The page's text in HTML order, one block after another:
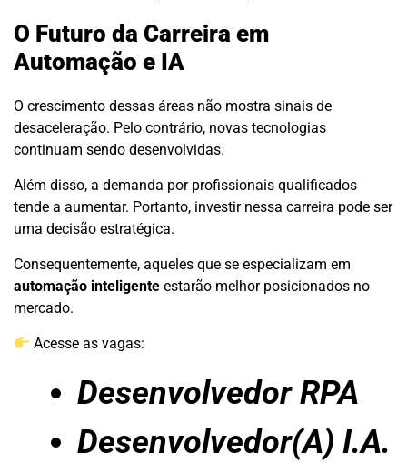
O Futuro da Carreira em
Automação e IA
O crescimento dessas áreas não mostra sinais de
desaceleração. Pelo contrário, novas tecnologias
continuam sendo desenvolvidas.
Além disso, a demanda por profissionais qualificados
tende a aumentar. Portanto, investir nessa carreira pode ser
uma decisão estratégica.
Consequentemente, aqueles que se especializam em
automação inteligente estarão melhor posicionados no
mercado.
Acesse as vagas:
Desenvolvedor RPA
Desenvolvedor(A) I.A.